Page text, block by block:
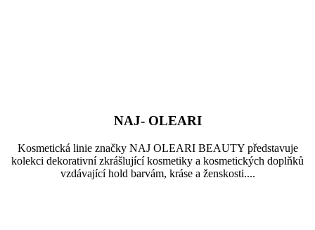
NAJ- OLEARI
Kosmetická linie značky NAJ OLEARI BEAUTY představuje
kolekci dekorativní zkrášlující kosmetiky a kosmetických doplňků
vzdávající hold barvám, kráse a ženskosti....